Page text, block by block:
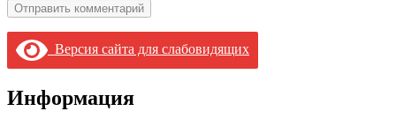
Версия сайта для слабовидящих
Информация